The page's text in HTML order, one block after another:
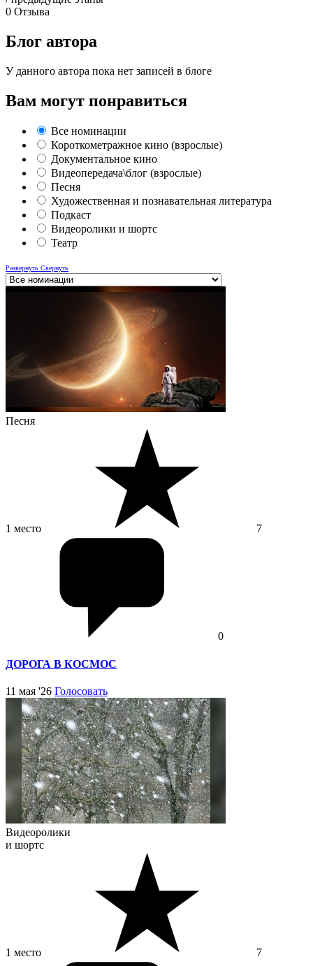
0 Отзыва
Блог автора
У данного автора пока нет записей в блоге
Вам могут понравиться
Все номинации
Короткометражное кино (взрослые)
Документальное кино
Видеопередача\блог (взрослые)
Песня
Художественная и познавательная литература
Подкаст
Видеоролики и шортс
Театр
Развернуть Свернуть
Песня
1 место 7
0
ДОРОГА В КОСМОС
11 мая '26 Голосовать
Видеоролики
и шортс
1 место 7